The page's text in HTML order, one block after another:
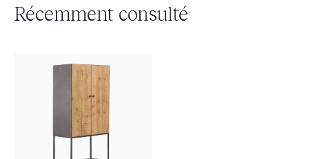
Récemment consulté